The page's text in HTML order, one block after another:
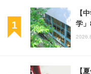
【
学
【